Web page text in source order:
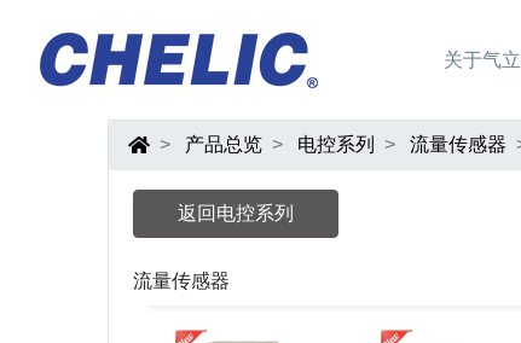
关于气立
产品总览 电控系列 流量传感器
返回电控系列
流量传感器